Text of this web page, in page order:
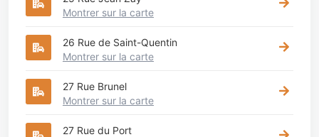
Montrer sur la carte
26 Rue de Saint-Quentin
Montrer sur la carte
27 Rue Brunel
Montrer sur la carte
27 Rue du Port